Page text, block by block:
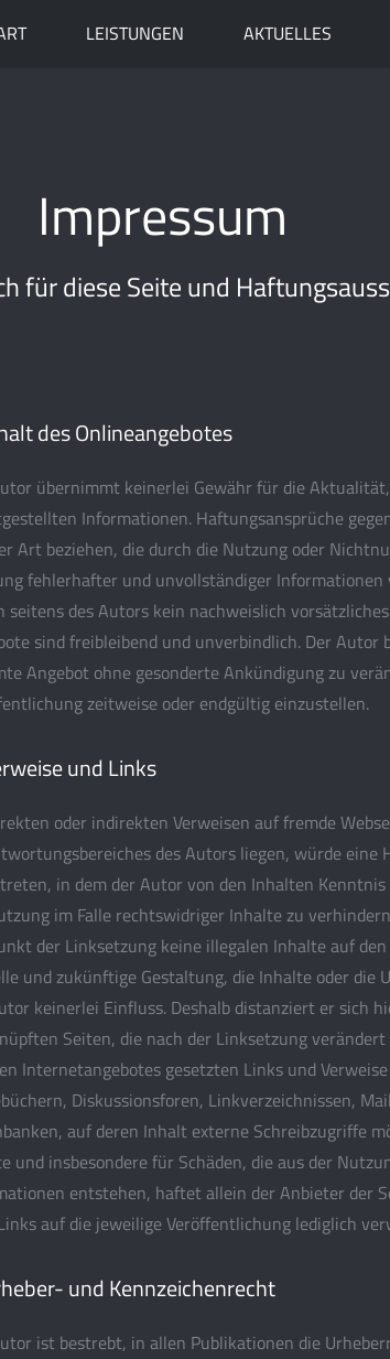
LEISTUNGEN AKTUELLES
Impressum
für diese Seite und
des Onlineangebotes
übernimmt keinerlei Gewähr für die
Informationen. Haftungsansprüche
Art beziehen, die durch die Nutzung oder
fehlerhafter und unvollständiger
seitens des Autors kein nachweislich
sind freibleibend und unverbindlich. Der Autor
Angebot ohne gesonderte Ankündigung zu
zeitweise oder endgültig einzustellen.
und Links
oder indirekten Verweisen auf fremde
des Autors liegen, würde
in dem der Autor von den Inhalten
im Falle rechtswidriger Inhalte zu
der Linksetzung keine illegalen Inhalte auf
und zukünftige Gestaltung, die Inhalte oder
keinerlei Einfluss. Deshalb distanziert er sich
Seiten, die nach der Linksetzung
Internetangebotes gesetzten Links und
Diskussionsforen, Linkverzeichnissen,
auf deren Inhalt externe Schreibzugriffe
und insbesondere für Schäden, die aus der
entstehen, haftet allein der Anbieter der
auf die jeweilige Veröffentlichung lediglich
und Kennzeichenrecht
ist bestrebt, in allen Publikationen die